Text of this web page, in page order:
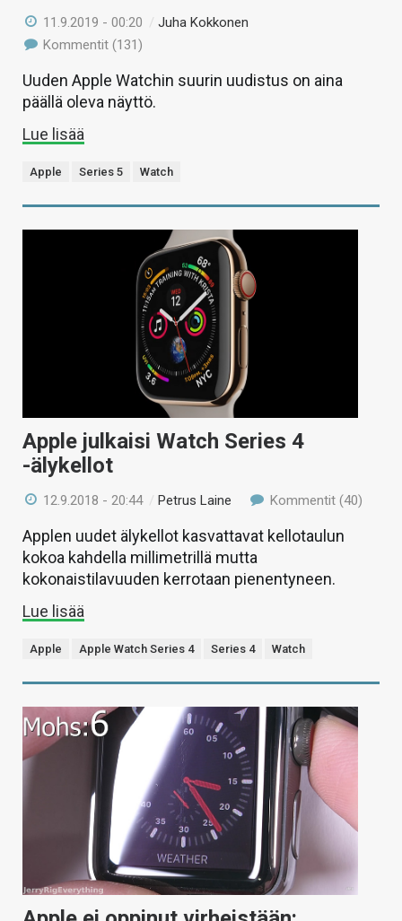
11.9.2019 - 00:20 /Juha Kokkonen
Kommentit (131)
Uuden Apple Watchin suurin uudistus on aina
päällä oleva näyttö.
Lue lisää
Apple Series 5 Watch
Apple julkaisi Watch Series 4
-älykellot
12.9.2018 - 20:44 /Petrus Laine Kommentit (40)
Applen uudet älykellot kasvattavat kellotaulun
kokoa kahdella millimetrillä mutta
kokonaistilavuuden kerrotaan pienentyneen.
Lue lisää
Apple Apple Watch Series 4 Series 4 Watch